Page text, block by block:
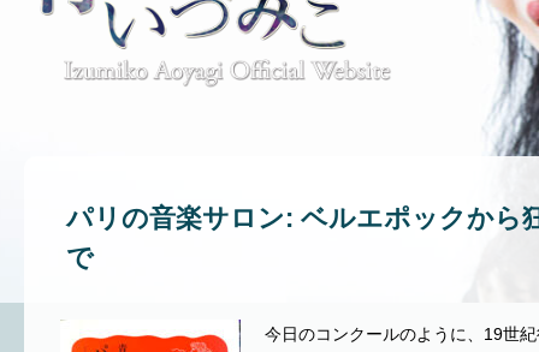
パリの音楽サロン: ベルエポックから
で
今日のコンクールのように、19世